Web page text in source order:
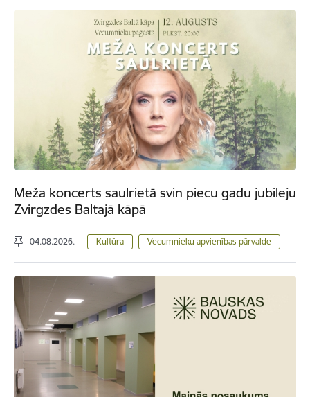
Meža koncerts saulrietā svin piecu gadu jubileju
Zvirgzdes Baltajā kāpā
04.08.2026. Kultūra Vecumnieku apvienības pārvalde